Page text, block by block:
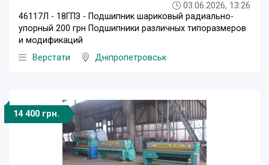
03.06.2026, 13:26
46117Л - 18ГПЗ - Подшипник шариковый радиально-
упорный 200 грн Подшипники различных типоразмеров
и модификаций
Верстати
Дніпропетровськ
14 400 грн.